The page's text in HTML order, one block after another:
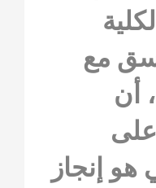
مع
أن
هو إنجاز